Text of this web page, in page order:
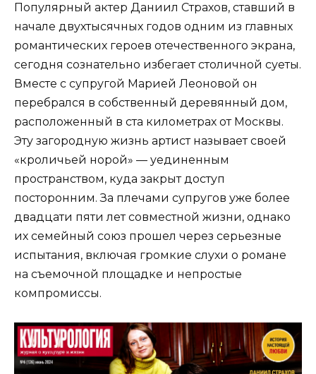
Популярный актер Даниил Страхов, ставший в
начале двухтысячных годов одним из главных
романтических героев отечественного экрана,
сегодня сознательно избегает столичной суеты.
Вместе с супругой Марией Леоновой он
перебрался в собственный деревянный дом,
расположенный в ста километрах от Москвы.
Эту загородную жизнь артист называет своей
«кроличьей норой» — уединенным
пространством, куда закрыт доступ
посторонним. За плечами супругов уже более
двадцати пяти лет совместной жизни, однако
их семейный союз прошел через серьезные
испытания, включая громкие слухи о романе
на съемочной площадке и непростые
компромиссы.